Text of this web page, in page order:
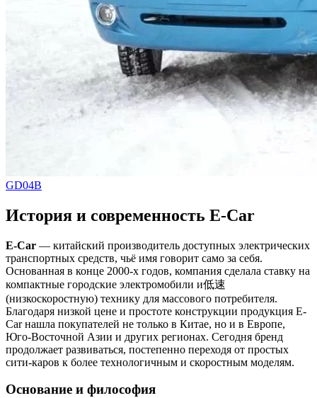
GD04B
История и современность E-Car
E-Car — китайский производитель доступных электрических
транспортных средств, чьё имя говорит само за себя.
Основанная в конце 2000-х годов, компания сделала ставку на
компактные городские электромобили и低速
(низкоскоростную) технику для массового потребителя.
Благодаря низкой цене и простоте конструкции продукция E-
Car нашла покупателей не только в Китае, но и в Европе,
Юго-Восточной Азии и других регионах. Сегодня бренд
продолжает развиваться, постепенно переходя от простых
сити-каров к более технологичным и скоростным моделям.
Основание и философия